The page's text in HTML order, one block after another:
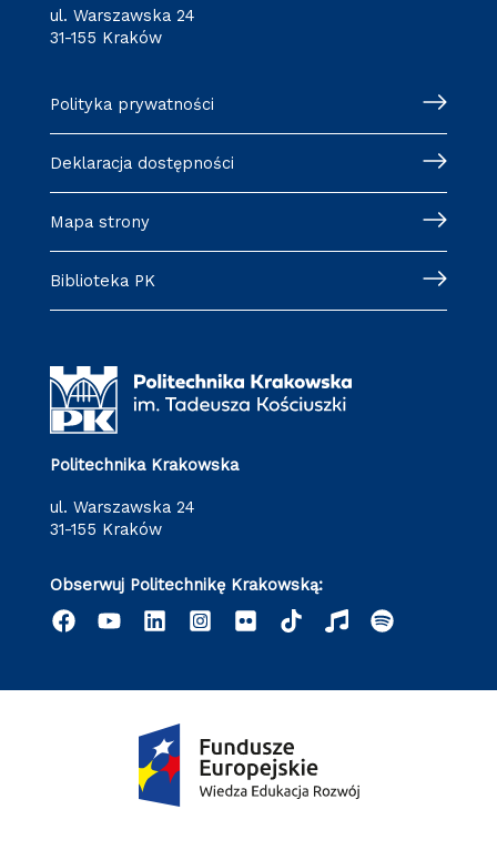
ul. Warszawska 24
31-155 Kraków
Polityka prywatności
Deklaracja dostępności
Mapa strony
Biblioteka PK
Politechnika Krakowska
ul. Warszawska 24
31-155 Kraków
Obserwuj Politechnikę Krakowską: